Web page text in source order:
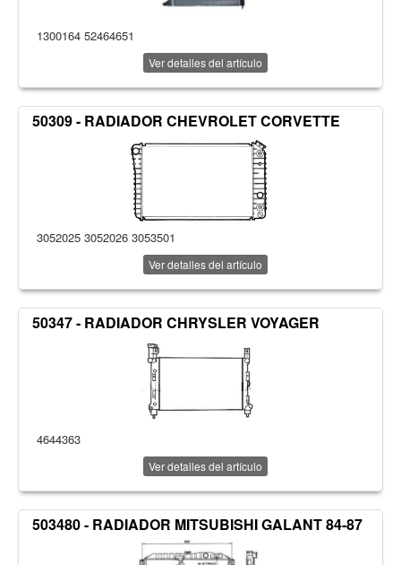
1300164 52464651
Ver detalles del artículo
50309 - RADIADOR CHEVROLET CORVETTE
3052025 3052026 3053501
Ver detalles del artículo
50347 - RADIADOR CHRYSLER VOYAGER
4644363
Ver detalles del artículo
503480 - RADIADOR MITSUBISHI GALANT 84-87